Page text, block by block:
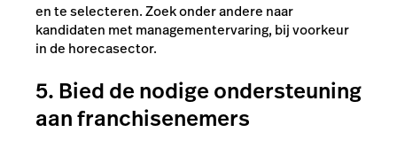
en te selecteren. Zoek onder andere naar
kandidaten met managementervaring, bij voorkeur
in de horecasector.
5. Bied de nodige ondersteuning
aan franchisenemers